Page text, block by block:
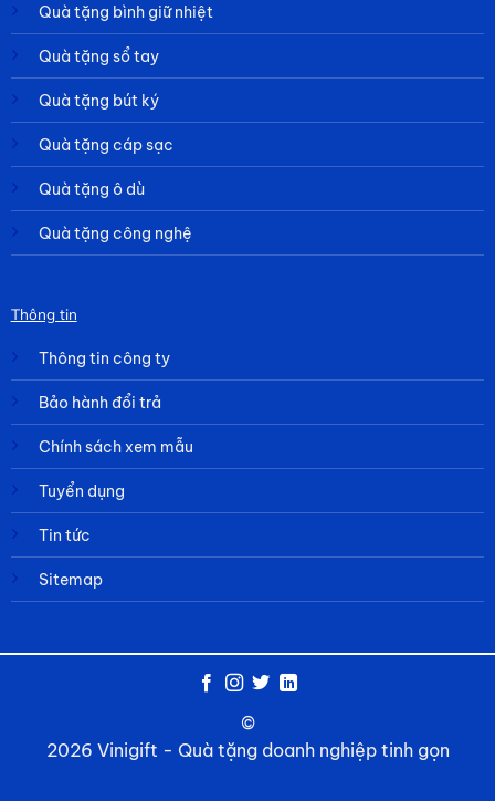
Quà tặng bình giữ nhiệt
Quà tặng sổ tay
Quà tặng bút ký
Quà tặng cáp sạc
Quà tặng ô dù
Quà tặng công nghệ
Thông tin
Thông tin công ty
Bảo hành đổi trả
Chính sách xem mẫu
Tuyển dụng
Tin tức
Sitemap
©
2026 Vinigift - Quà tặng doanh nghiệp tinh gọn